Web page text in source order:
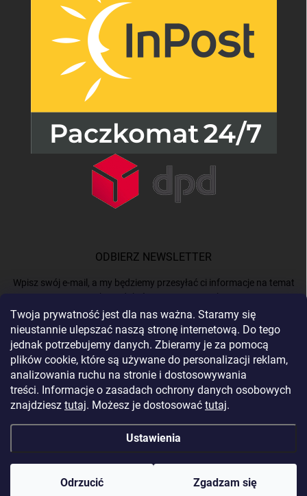
Twoja prywatność jest dla nas ważna. Staramy się
nieustannie ulepszać naszą stronę internetową. Do tego
jednak potrzebujemy danych. Zbieramy je za pomocą
plików cookie, które są używane do personalizacji reklam,
analizowania ruchu na stronie i dostosowywania
treści. Informacje o zasadach ochrony danych osobowych
znajdziesz tutaj. Możesz je dostosować tutaj.
Ustawienia
Odrzucić Zgadzam się
ODBIERZ NEWSLETTER
Wpisz swój e-mail, a my będziemy przesyłać ci informacje na temat
nowych produktów na naszym e-shop.
E-MAIL
Podając e-mail, akceptujeszpolitykę prywatności.
Zaloguj się
Copyright 2026BERGAM. Wszystkie prawa zastrzeżone.Edytuj ustawienia